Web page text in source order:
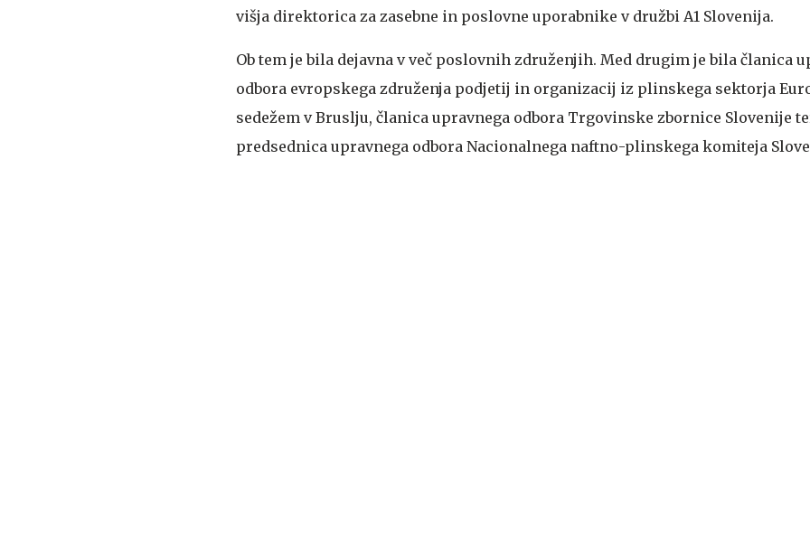
višja direktorica za zasebne in poslovne uporabnike v družbi A1 Slovenija.
Ob tem je bila dejavna v več poslovnih združenjih. Med drugim je bila članica
odbora evropskega združenja podjetij in organizacij iz plinskega sektorja
sedežem v Bruslju, članica upravnega odbora Trgovinske zbornice Slovenije
predsednica upravnega odbora Nacionalnega naftno-plinskega komiteja